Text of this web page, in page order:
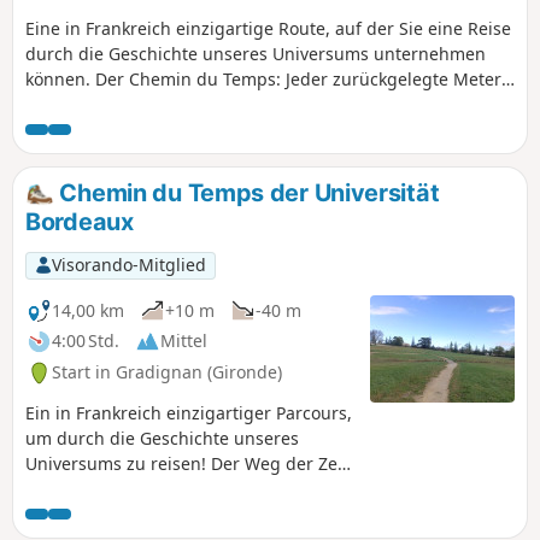
Eine in Frankreich einzigartige Route, auf der Sie eine Reise
durch die Geschichte unseres Universums unternehmen
können. Der Chemin du Temps: Jeder zurückgelegte Meter
du Temps spiegeln die 13,8 Milliarden Jahre wider, die uns
vom Urknall trennen. Das Projekt wurde von der Universität
Bordeaux und ihrem Laboratoire d'Astrophysique de
Bordeaux (LAB) im Rahmen der Zertifizierung „Science avec
et pour la société” (Wissenschaft mit und für die
Gesellschaft) und in Zusammenarbeit mit der Stadt Talence
entwickelt.
Chemin du Temps der Universität
Bordeaux
Visorando-Mitglied
14,00 km
+10 m
-40 m
4:00 Std.
Mittel
Start in Gradignan (Gironde)
Ein in Frankreich einzigartiger Parcours,
um durch die Geschichte unseres
Universums zu reisen! Der Weg der Zeit:
Million Jahre, und die 13,8 km des